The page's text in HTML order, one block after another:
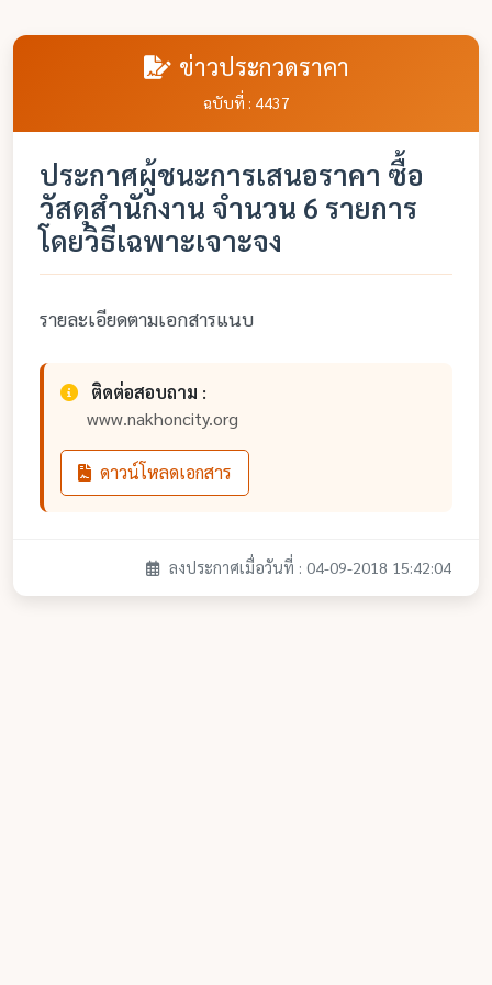
ข่าวประกวดราคา
ฉบับที่ : 4437
ประกาศผู้ชนะการเสนอราคา ซื้อ
วัสดุสำนักงาน จำนวน 6 รายการ
โดยวิธีเฉพาะเจาะจง
รายละเอียดตามเอกสารแนบ
ติดต่อสอบถาม :
www.nakhoncity.org
ดาวน์โหลดเอกสาร
ลงประกาศเมื่อวันที่ : 04-09-2018 15:42:04